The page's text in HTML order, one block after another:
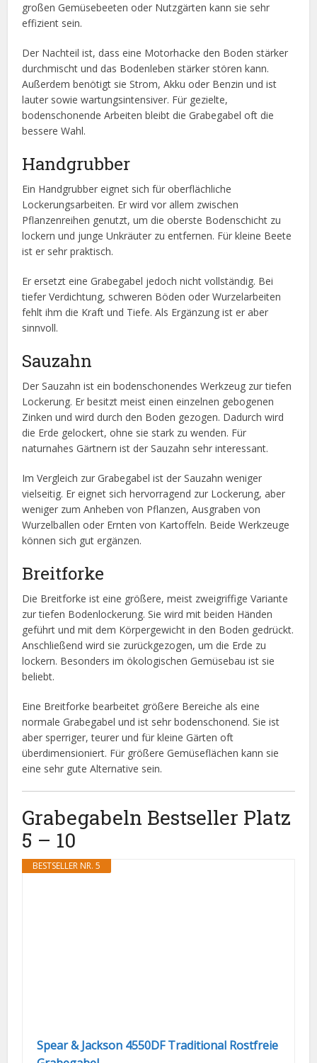
großen Gemüsebeeten oder Nutzgärten kann sie sehr
effizient sein.
Der Nachteil ist, dass eine Motorhacke den Boden stärker
durchmischt und das Bodenleben stärker stören kann.
Außerdem benötigt sie Strom, Akku oder Benzin und ist
lauter sowie wartungsintensiver. Für gezielte,
bodenschonende Arbeiten bleibt die Grabegabel oft die
bessere Wahl.
Handgrubber
Ein Handgrubber eignet sich für oberflächliche
Lockerungsarbeiten. Er wird vor allem zwischen
Pflanzenreihen genutzt, um die oberste Bodenschicht zu
lockern und junge Unkräuter zu entfernen. Für kleine Beete
ist er sehr praktisch.
Er ersetzt eine Grabegabel jedoch nicht vollständig. Bei
tiefer Verdichtung, schweren Böden oder Wurzelarbeiten
fehlt ihm die Kraft und Tiefe. Als Ergänzung ist er aber
sinnvoll.
Sauzahn
Der Sauzahn ist ein bodenschonendes Werkzeug zur tiefen
Lockerung. Er besitzt meist einen einzelnen gebogenen
Zinken und wird durch den Boden gezogen. Dadurch wird
die Erde gelockert, ohne sie stark zu wenden. Für
naturnahes Gärtnern ist der Sauzahn sehr interessant.
Im Vergleich zur Grabegabel ist der Sauzahn weniger
vielseitig. Er eignet sich hervorragend zur Lockerung, aber
weniger zum Anheben von Pflanzen, Ausgraben von
Wurzelballen oder Ernten von Kartoffeln. Beide Werkzeuge
können sich gut ergänzen.
Breitforke
Die Breitforke ist eine größere, meist zweigriffige Variante
zur tiefen Bodenlockerung. Sie wird mit beiden Händen
geführt und mit dem Körpergewicht in den Boden gedrückt.
Anschließend wird sie zurückgezogen, um die Erde zu
lockern. Besonders im ökologischen Gemüsebau ist sie
beliebt.
Eine Breitforke bearbeitet größere Bereiche als eine
normale Grabegabel und ist sehr bodenschonend. Sie ist
aber sperriger, teurer und für kleine Gärten oft
überdimensioniert. Für größere Gemüseflächen kann sie
eine sehr gute Alternative sein.
Grabegabeln Bestseller Platz
5 – 10
BESTSELLER NR. 5
Spear & Jackson 4550DF Traditional Rostfreie